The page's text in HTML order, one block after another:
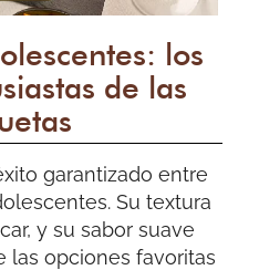
los
de las
garantizado entre
Su textura
y su sabor suave
las opciones favoritas